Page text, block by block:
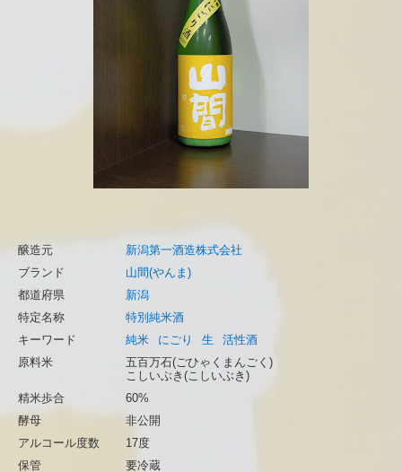
醸造元
新潟第一酒造株式会社
ブランド
山間(やんま)
都道府県
新潟
特定名称
特別純米酒
キーワード
純米 にごり 生
活性酒
原料米
五百万石(ごひゃくまんごく)
こしいぶき(こしいぶき)
精米歩合
60%
酵母
非公開
アルコール度数
17度
保管
要冷蔵